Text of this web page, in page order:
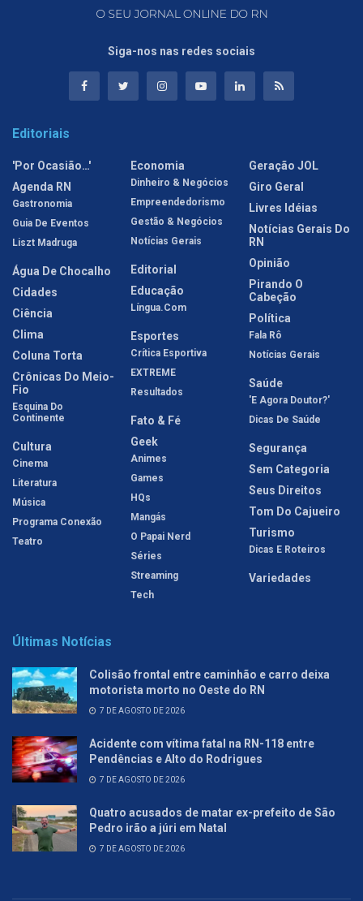
Siga-nos nas redes sociais
Editoriais
'Por Ocasião…'
Agenda RN
Gastronomia
Guia De Eventos
Liszt Madruga
Água De Chocalho
Cidades
Ciência
Clima
Coluna Torta
Crônicas Do Meio-
Fio
Esquina Do
Continente
Cultura
Cinema
Literatura
Música
Programa Conexão
Teatro
Economia
Dinheiro & Negócios
Empreendedorismo
Gestão & Negócios
Notícias Gerais
Editorial
Educação
Língua.com
Esportes
Crítica Esportiva
EXTREME
Resultados
Fato & Fé
Geek
Animes
Games
HQs
Mangás
O Papai Nerd
Séries
Streaming
Tech
Geração JOL
Giro Geral
Livres Idéias
Notícias Gerais Do
RN
Opinião
Pirando O
Cabeção
Política
Fala Rô
Notícias Gerais
Saúde
'E Agora Doutor?'
Dicas De Saúde
Segurança
Sem Categoria
Seus Direitos
Tom Do Cajueiro
Turismo
Dicas E Roteiros
Variedades
Últimas Notícias
Colisão frontal entre caminhão e carro deixa
motorista morto no Oeste do RN
7 DE AGOSTO DE 2026
Acidente com vítima fatal na RN-118 entre
Pendências e Alto do Rodrigues
7 DE AGOSTO DE 2026
Quatro acusados de matar ex-prefeito de São
Pedro irão a júri em Natal
7 DE AGOSTO DE 2026